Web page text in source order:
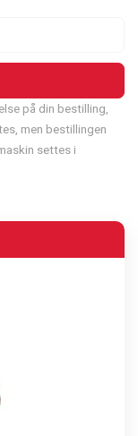
på din bestilling,
men bestillingen
settes i